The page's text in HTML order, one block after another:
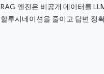
RAG 엔진은 비공개 데이터를
할루시네이션을 줄이고 답변 정